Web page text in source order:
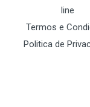
line
Termos e
Politica de